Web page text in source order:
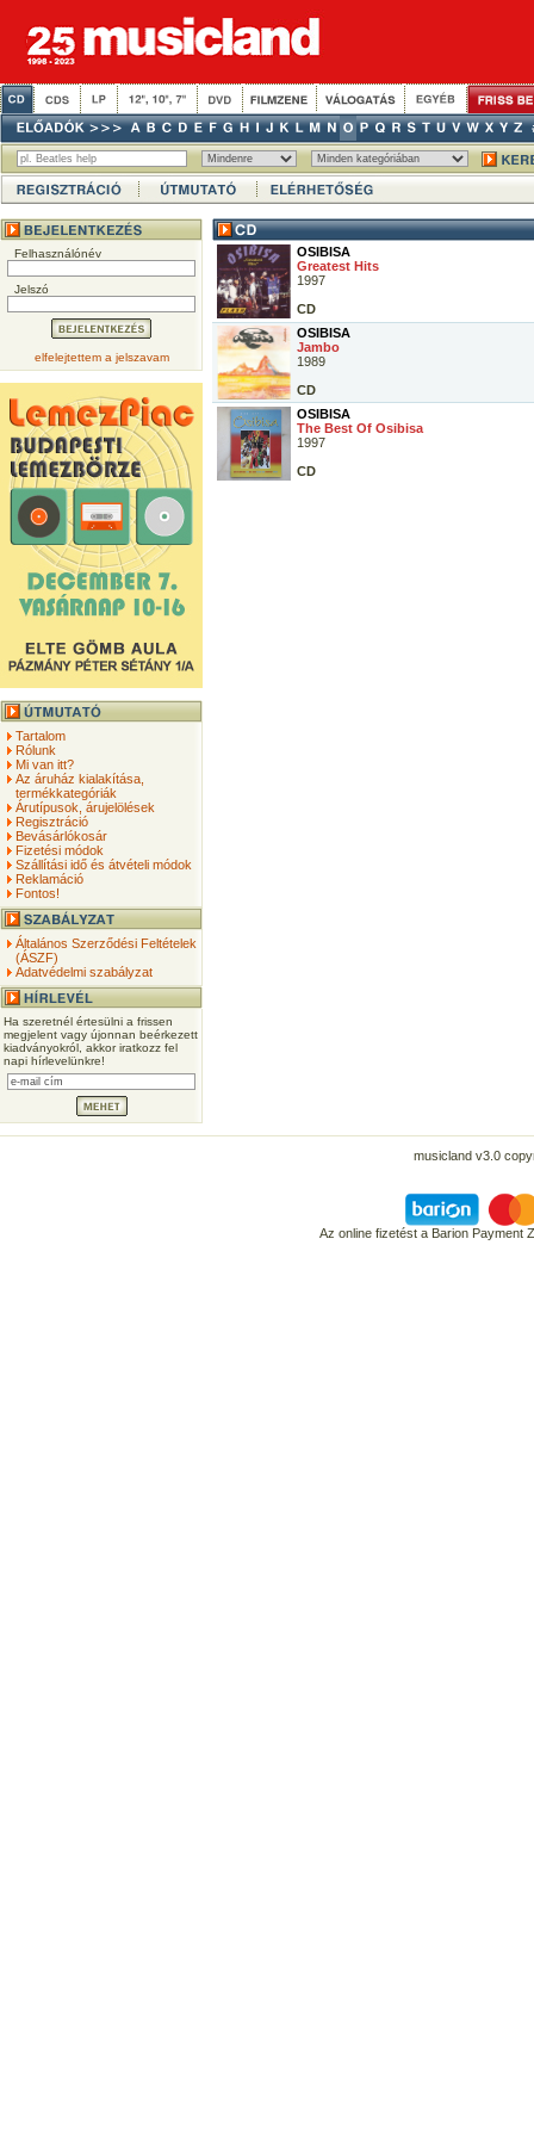
Felhasználónév
Jelszó
elfelejtettem a jelszavam
Tartalom
Rólunk
Mi van itt?
Az áruház kialakítása,
termékkategóriák
Árutípusok, árujelölések
Regisztráció
Bevásárlókosár
Fizetési módok
Szállítási idő és átvételi módok
Reklamáció
Fontos!
Általános Szerződési Feltételek
(ÁSZF)
Adatvédelmi szabályzat
Ha szeretnél értesülni a frissen
megjelent vagy újonnan beérkezett
kiadványokról, akkor iratkozz fel
napi hírlevelünkre!
OSIBISA
Greatest Hits
1997
CD
OSIBISA
Jambo
1989
CD
OSIBISA
The Best Of Osibisa
1997
CD
musicland v3.0
Az online fizetést a Barion Payment